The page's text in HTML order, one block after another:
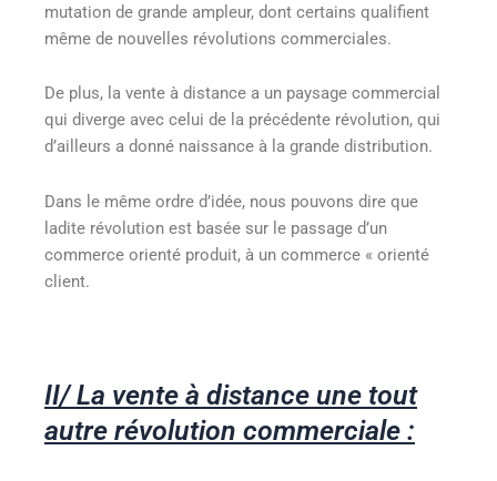
mutation de grande ampleur, dont certains qualifient
même de nouvelles révolutions commerciales.
De plus, la vente à distance a un paysage commercial
qui diverge avec celui de la précédente révolution, qui
d’ailleurs a donné naissance à la grande distribution.
Dans le même ordre d’idée, nous pouvons dire que
ladite révolution est basée sur le passage d’un
commerce orienté produit, à un commerce « orienté
client.
II/ La vente à distance une tout
autre révolution commerciale :